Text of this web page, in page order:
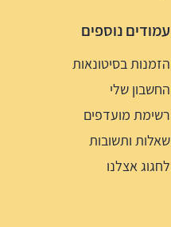
עמודים נוספים
הזמנות בסיטונאות
החשבון שלי
רשימת מועדפים
שאלות ותשובות
לחגוג אצלנו